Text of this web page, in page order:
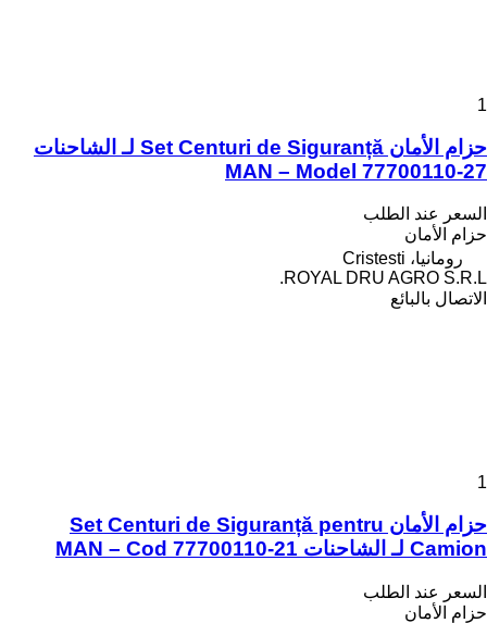
1
حزام الأمان Set Centuri de Siguranță لـ الشاحنات
MAN – Model 77700110-27
السعر عند الطلب
حزام الأمان
رومانيا، Cristesti
ROYAL DRU AGRO S.R.L.
الاتصال بالبائع
1
حزام الأمان Set Centuri de Siguranță pentru
Camion لـ الشاحنات MAN – Cod 77700110-21
السعر عند الطلب
حزام الأمان